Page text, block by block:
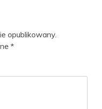
opublikowany.
*